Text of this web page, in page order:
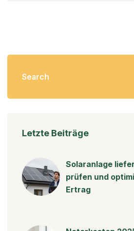
Letzte Beiträge
Solaranlage
prüfen und
Ertrag